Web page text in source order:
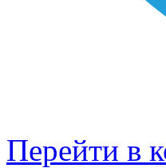
Перейти в